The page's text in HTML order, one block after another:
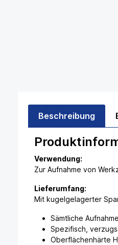
Beschreibung
Verwendung:
Zur Aufnahme von
Lieferumfang:
Mit kugelgelagerter
Sämtliche
Spezifisch,
Oberflächenhärte